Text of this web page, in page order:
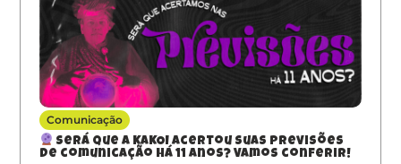
Comunicação
Será que a KAKOI acertou suas previsões
de comunicação há 11 anos? Vamos conferir!